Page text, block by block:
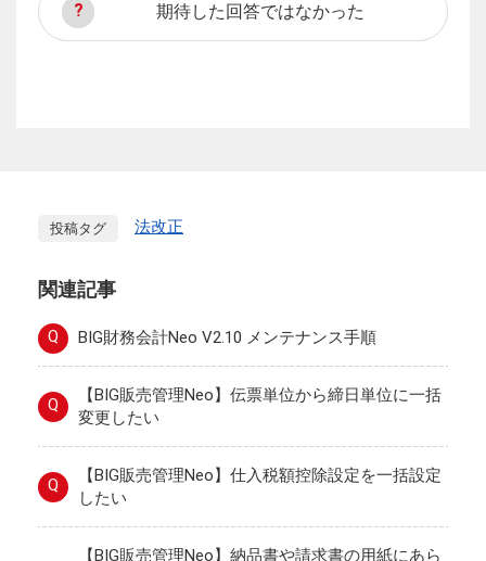
期待した回答ではなかった
投稿タグ 法改正
関連記事
Q BIG財務会計Neo V2.10 メンテナンス手順
Q
【BIG販売管理Neo】伝票単位から締日単位に一括
変更したい
Q
【BIG販売管理Neo】仕入税額控除設定を一括設定
したい
【BIG販売管理Neo】納品書や請求書の用紙にあら